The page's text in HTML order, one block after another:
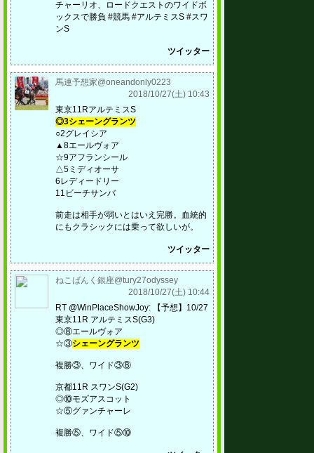
チャーリオ、ロードクエストのワイドボ
ックスで勝負 #競馬 #アルテミスS #スワ
ンS
ツイッター
馬連予想家@oneandonly0223
2018/10/27(土) 10:43
東京11RアルテミスS
◎3シェーングランツ
○2グレイシア
▲8エールヴォア
☆9アフランシール
△5ミディオーサ
6レディードリー
11ビーチサンバ
前走は相手が弱いとはいえ完勝。血統的
にもクラシックには乗って欲しいが。
ツイッター
ねこばんく銀座@tury27odyssey
2018/10/27(土) 10:44
RT @WinPlaceShowJoy: 【予想】10/27
東京11R アルテミスS(G3)
◎⑧エールヴォア
☆③シェーングランツ
複勝③、ワイド③⑧
京都11R スワンS(G2)
◎⑩モズアスコット
☆⑤グァンチャーレ
複勝⑤、ワイド⑤⑩